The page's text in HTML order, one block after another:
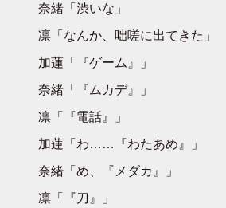
奈緒「渋いな」
凛「なんか、咄嗟に出てきた」
加蓮「『ゲーム』」
奈緒「『ムカデ』」
凛「『電話』」
加蓮「わ……『わたあめ』」
奈緒「め、『メダカ』」
凛「『刀』」